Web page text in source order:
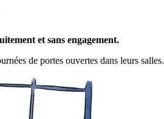
et sans engagement.
de portes ouvertes dans leurs salles.